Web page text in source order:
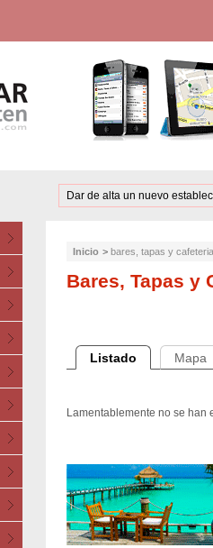
Dar de alta un nuevo
Inicio > bares, tapas y
Bares, Tapas y
Listado Mapa
Lamentablemente no se